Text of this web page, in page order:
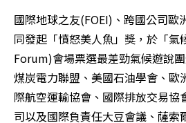
國際地球之友(FOEI)、跨國公司歐
同發起「憤怒美人魚」獎，於「
Forum)會場票選最差勁氣候遊說
煤炭電力聯盟、美國石油學會、歐
際航空運輸協會、國際排放交易協
司以及國際負責任大豆會議、薩索